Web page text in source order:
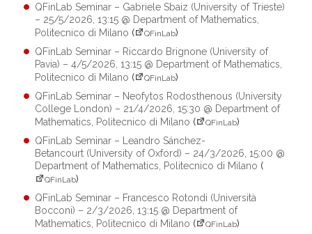
QFinLab Seminar – Gabriele Sbaiz (University of Trieste)
– 25/5/2026, 13:15 @ Department of Mathematics,
Politecnico di Milano ( QFinLab)
QFinLab Seminar – Riccardo Brignone (University of
Pavia) – 4/5/2026, 13:15 @ Department of Mathematics,
Politecnico di Milano ( QFinLab)
QFinLab Seminar – Neofytos Rodosthenous (University
College London) – 21/4/2026, 15:30 @ Department of
Mathematics, Politecnico di Milano ( QFinLab)
QFinLab Seminar – Leandro Sánchez-
Betancourt (University of Oxford) – 24/3/2026, 15:00 @
Department of Mathematics, Politecnico di Milano (
QFinLab)
QFinLab Seminar – Francesco Rotondi (Università
Bocconi) – 2/3/2026, 13:15 @ Department of
Mathematics, Politecnico di Milano ( QFinLab)